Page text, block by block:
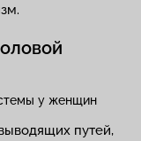
путей,